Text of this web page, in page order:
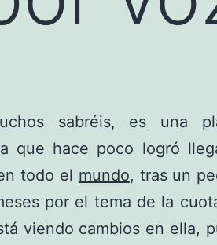
sabréis, es una
que hace poco logró
todo el mundo, tras un
por el tema de la
viendo cambios en ella,